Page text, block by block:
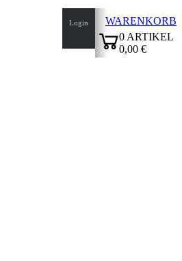
Login
WARENKORB
0 ARTIKEL
0,00 €